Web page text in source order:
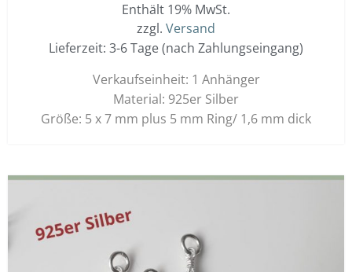
Enthält 19% MwSt.
zzgl. Versand
Lieferzeit: 3-6 Tage (nach Zahlungseingang)
Verkaufseinheit: 1 Anhänger
Material: 925er Silber
Größe: 5 x 7 mm plus 5 mm Ring/ 1,6 mm dick